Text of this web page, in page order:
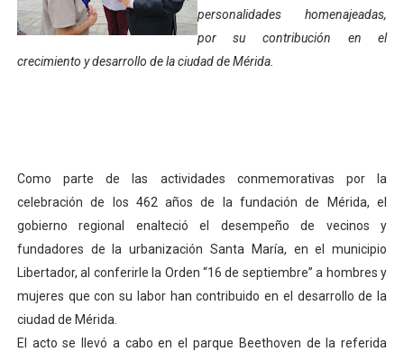
Fomficc consolida alianzas e impulsa la economía
Niños de Estudiantes de Mérida sembraron 110
Entregan planta eléctrica para fortalecer la atención
Expertos inspeccionan espacios del OAN para la
Dictan MasterClass en el marco del Encuentro LAGO
Campo Elías avanza con plan de asfaltado
Encuentro estadal fortalece la coordinación de
personalidades homenajeadas,
por su contribución en el
crecimiento y desarrollo de la ciudad de Mérida.
Como parte de las actividades conmemorativas por la
celebración de los 462 años de la fundación de Mérida, el
gobierno regional enalteció el desempeño de vecinos y
fundadores de la urbanización Santa María, en el municipio
Libertador, al conferirle la Orden “16 de septiembre” a hombres y
mujeres que con su labor han contribuido en el desarrollo de la
ciudad de Mérida.
El acto se llevó a cabo en el parque Beethoven de la referida